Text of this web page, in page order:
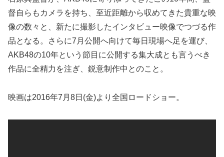
督自らもカメラを持ち、至近距離から収めてきた貴重な映
像の数々と、新たに撮影したインタビュー映像でつづる作
品となる。さらに7月公開へ向けて毎日現場へ足を運び、
AKB48の10年という節目に公開する集大成とも言うべき
作品に全精力を注ぎ、鋭意制作中とのこと。
映画は2016年7月8日(金)より全国ロードショー。